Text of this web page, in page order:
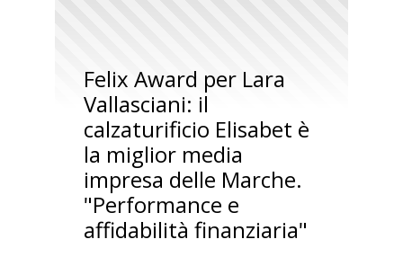
Felix Award per Lara
Vallasciani: il
calzaturificio Elisabet è
la miglior media
impresa delle Marche.
"Performance e
affidabilità finanziaria"